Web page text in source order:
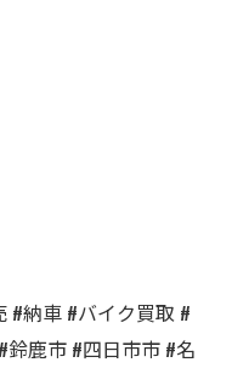
#納車 #バイク買取 #
鹿市 #四日市市 #名